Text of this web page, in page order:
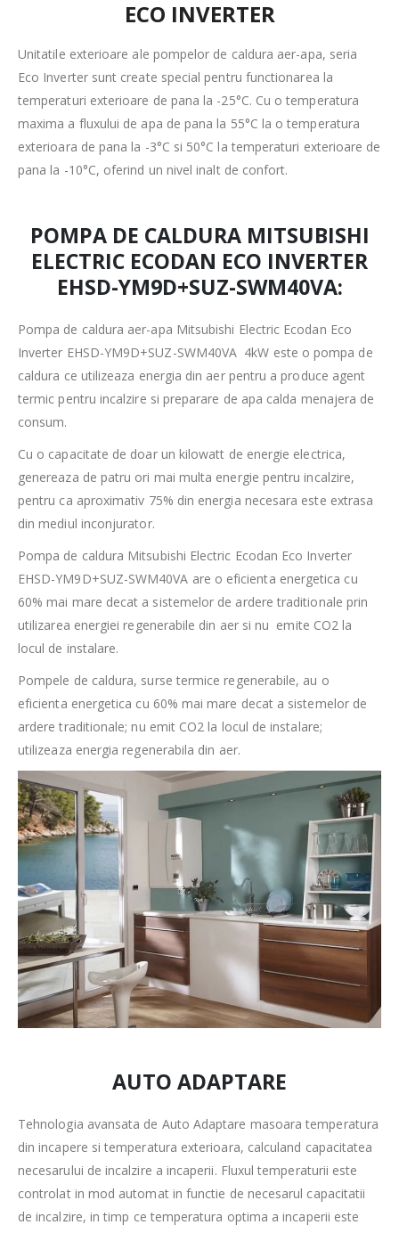
ECO INVERTER
Unitatile exterioare ale pompelor de caldura aer-apa, seria
Eco Inverter sunt create special pentru functionarea la
temperaturi exterioare de pana la -25°C. Cu o temperatura
maxima a fluxului de apa de pana la 55°C la o temperatura
exterioara de pana la -3°C si 50°C la temperaturi exterioare de
pana la -10°C, oferind un nivel inalt de confort.
POMPA DE CALDURA MITSUBISHI
ELECTRIC ECODAN ECO INVERTER
EHSD-YM9D+SUZ-SWM40VA:
Pompa de caldura aer-apa Mitsubishi Electric Ecodan Eco
Inverter EHSD-YM9D+SUZ-SWM40VA 4kW este o pompa de
caldura ce utilizeaza energia din aer pentru a produce agent
termic pentru incalzire si preparare de apa calda menajera de
consum.
Cu o capacitate de doar un kilowatt de energie electrica,
genereaza de patru ori mai multa energie pentru incalzire,
pentru ca aproximativ 75% din energia necesara este extrasa
din mediul inconjurator.
Pompa de caldura Mitsubishi Electric Ecodan Eco Inverter
EHSD-YM9D+SUZ-SWM40VA are o eficienta energetica cu
60% mai mare decat a sistemelor de ardere traditionale prin
utilizarea energiei regenerabile din aer si nu emite CO2 la
locul de instalare.
Pompele de caldura, surse termice regenerabile, au o
eficienta energetica cu 60% mai mare decat a sistemelor de
ardere traditionale; nu emit CO2 la locul de instalare;
utilizeaza energia regenerabila din aer.
AUTO ADAPTARE
Tehnologia avansata de Auto Adaptare masoara temperatura
din incapere si temperatura exterioara, calculand capacitatea
necesarului de incalzire a incaperii. Fluxul temperaturii este
controlat in mod automat in functie de necesarul capacitatii
de incalzire, in timp ce temperatura optima a incaperii este